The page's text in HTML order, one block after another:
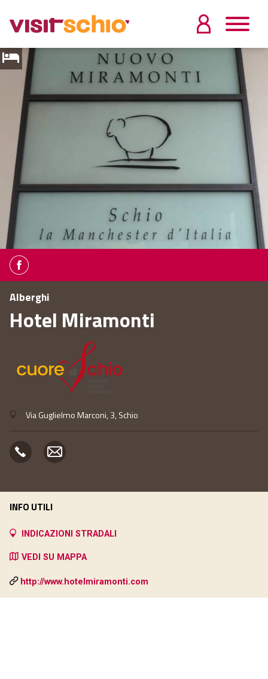
Alberghi
Hotel Miramonti
Via Guglielmo Marconi, 3, Schio
INFO UTILI
INDICAZIONI STRADALI
VEDI SU MAPPA
http://www.hotelmiramonti.com